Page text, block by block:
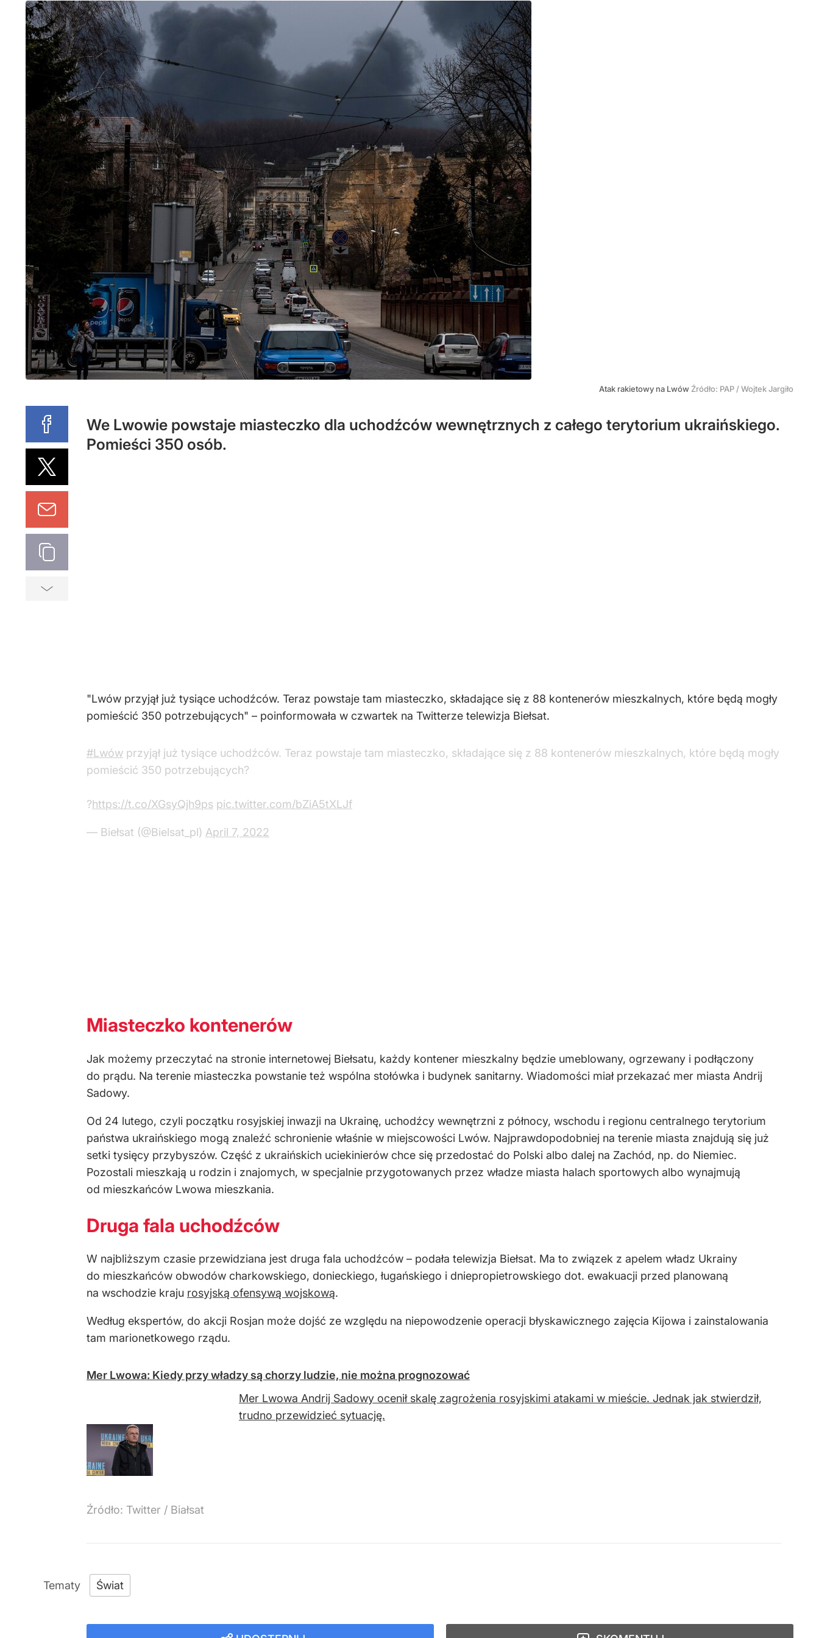
Atak rakietowy na Lwów Źródło: PAP /Wojtek Jargiło
We Lwowie powstaje miasteczko dla uchodźców wewnętrznych z całego terytorium ukraińskiego.
Pomieści 350 osób.
"Lwów przyjął już tysiące uchodźców. Teraz powstaje tam miasteczko, składające się z 88 kontenerów mieszkalnych, które będą mogły
pomieścić 350 potrzebujących" – poinformowała w czwartek na Twitterze telewizja Biełsat.
#Lwów przyjął już tysiące uchodźców. Teraz powstaje tam miasteczko, składające się z 88 kontenerów mieszkalnych, które będą mogły
pomieścić 350 potrzebujących?
?https://t.co/XGsyQjh9ps pic.twitter.com/bZiA5tXLJf
— Biełsat (@Bielsat_pl) April 7, 2022
Miasteczko kontenerów
Jak możemy przeczytać na stronie internetowej Biełsatu, każdy kontener mieszkalny będzie umeblowany, ogrzewany i podłączony
do prądu. Na terenie miasteczka powstanie też wspólna stołówka i budynek sanitarny. Wiadomości miał przekazać mer miasta Andrij
Sadowy.
Od 24 lutego, czyli początku rosyjskiej inwazji na Ukrainę, uchodźcy wewnętrzni z północy, wschodu i regionu centralnego terytorium
państwa ukraińskiego mogą znaleźć schronienie właśnie w miejscowości Lwów. Najprawdopodobniej na terenie miasta znajdują się już
setki tysięcy przybyszów. Część z ukraińskich uciekinierów chce się przedostać do Polski albo dalej na Zachód, np. do Niemiec.
Pozostali mieszkają u rodzin i znajomych, w specjalnie przygotowanych przez władze miasta halach sportowych albo wynajmują
od mieszkańców Lwowa mieszkania.
Druga fala uchodźców
W najbliższym czasie przewidziana jest druga fala uchodźców – podała telewizja Biełsat. Ma to związek z apelem władz Ukrainy
do mieszkańców obwodów charkowskiego, donieckiego, ługańskiego i dniepropietrowskiego dot. ewakuacji przed planowaną
na wschodzie kraju rosyjską ofensywą wojskową.
Według ekspertów, do akcji Rosjan może dojść ze względu na niepowodzenie operacji błyskawicznego zajęcia Kijowa i zainstalowania
tam marionetkowego rządu.
Mer Lwowa: Kiedy przy władzy są chorzy ludzie, nie można prognozować
Mer Lwowa Andrij Sadowy ocenił skalę zagrożenia rosyjskimi atakami w mieście. Jednak jak stwierdził,
trudno przewidzieć sytuację.
Źródło: Twitter / Białsat
Świat